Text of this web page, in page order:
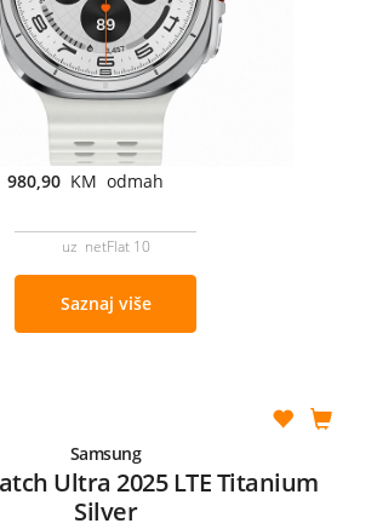
980,90 KM odmah
uz netFlat 10
Saznaj više
Samsung
Ultra 2025 LTE Titanium
Silver